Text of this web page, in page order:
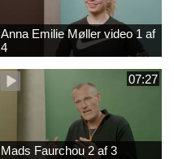
Anna Emilie Møller video 1 af
4
07:27
Mads Faurchou 2 af 3